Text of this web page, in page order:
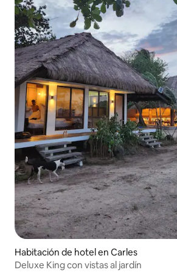
Habitación de hotel en Carles
Deluxe King con vistas al jardín